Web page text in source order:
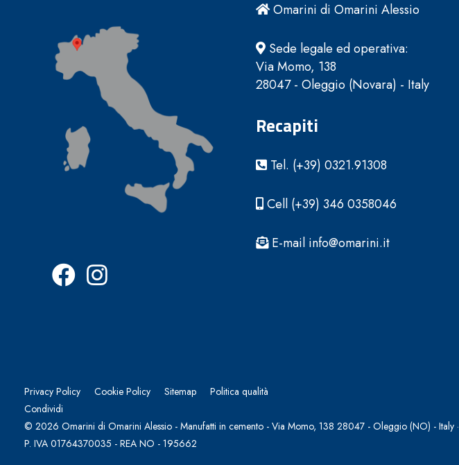
Omarini di Omarini Alessio
Sede legale ed operativa:
Via Momo, 138
28047 - Oleggio (Novara) - Italy
Recapiti
Tel. (+39) 0321.91308
Cell (+39) 346 0358046
E-mail info@omarini.it
Privacy Policy Cookie Policy Sitemap
Politica qualità
Condividi
© 2026 Omarini di Omarini Alessio - Manufatti in cemento - Via Momo, 138 28047 - Oleggio (NO) - Italy ·
P. IVA 01764370035 - REA NO - 195662